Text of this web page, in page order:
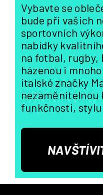
Vybavte se
bude při vašich
sportovních
nabídky
na fotbal, rugby,
házenou i
italské značky
nezaměnitelnou
funkčnosti, stylu